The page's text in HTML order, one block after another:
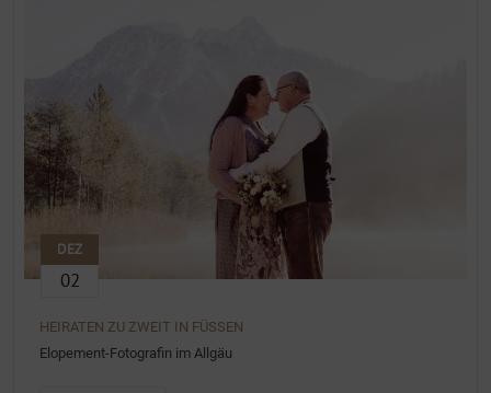
DEZ
02
HEIRATEN ZU ZWEIT IN FÜSSEN
Elopement-Fotografin im Allgäu